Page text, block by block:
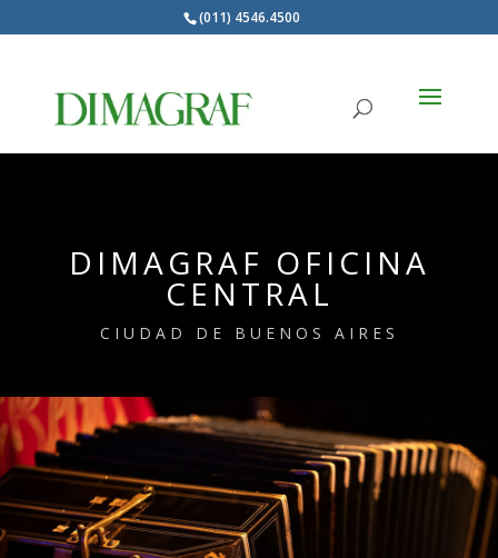
(011) 4546.4500
DIMAGRAF OFICINA
CENTRAL
CIUDAD DE BUENOS AIRES